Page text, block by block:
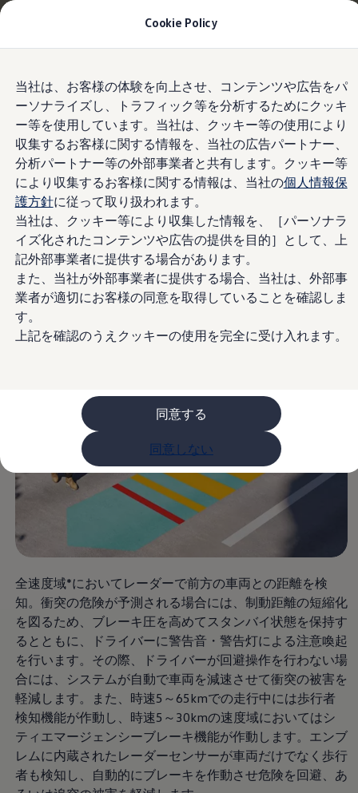
Cookie Policy
当社は、お客様の体験を向上させ、コンテンツや広告をパ
ーソナライズし、トラフィック等を分析するためにクッキ
ー等を使用しています。当社は、クッキー等の使用により
収集するお客様に関する情報を、当社の広告パートナー、
分析パートナー等の外部事業者と共有します。クッキー等
により収集するお客様に関する情報は、当社の個人情報保
護方針に従って取り扱われます。
当社は、クッキー等により収集した情報を、［パーソナラ
イズ化されたコンテンツや広告の提供を目的］として、上
記外部事業者に提供する場合があります。
また、当社が外部事業者に提供する場合、当社は、外部事
業者が適切にお客様の同意を取得していることを確認しま
す。
上記を確認のうえクッキーの使用を完全に受け入れます。
同意する
同意しない
main
content
to
footer
適用金利2.99% 月々29,700円〜| 9月30日(水)ま
デジタルカタログ
セーフティ マイスター
デジタルカタログ
ID. Buzz
T-Cross
Tiguan
Golf
Golf GTI
Golf R
Golf Variant
Golf R Variant
Passat
ID.4
Polo
Polo GTI
Golf Touran
T-Roc R
フォルクスワーゲンマガジン
ブランドストーリー
購入検討中の方へ
オファー(購入サポート・金利情報)
Golf お乗り換えを10万円補助
Tiguan 購入後、5年間の安心サポートが無償
Golf Variant お乗り換えを10万円補助
Volkswagenアンバサダープログラム
ファイナンシャルサービス
ファイナンシャルサービス
フォルクスワーゲン自動車保険プラス
お支払いシミュレーション
モデル別月々のお支払い例
ライフスタイルに合ったプランをみつける
カスタマーポータル 登録・ログイン
Match Maker 登録・ログイン
補助金・エコカー優遇制度
補助金・エコカー優遇制度
ID.4
Golf
Golf Variant
Passat
ID. Buzz
アフターサービス
サービスと純正部品
フォルクスワーゲン純正部品のメリット
前方の車両や歩行者を検知する“Front
Assist”
前方の車や歩行者を検
知して衝突被害軽減を
サポート
全速度域*においてレーダーで前方の車両との距離を検
知。衝突の危険が予測される場合には、制動距離の短縮化
を図るため、ブレーキ圧を高めてスタンバイ状態を保持す
るとともに、ドライバーに警告音・警告灯による注意喚起
を行います。その際、ドライバーが回避操作を行わない場
合には、システムが自動で車両を減速させて衝突の被害を
軽減します。また、時速5～65kmでの走行中には歩行者
検知機能が作動し、時速5～30kmの速度域においてはシ
ティエマージェンシーブレーキ機能が作動します。エンブ
レムに内蔵されたレーダーセンサーが車両だけでなく歩行
者も検知し、自動的にブレーキを作動させ危険を回避、あ